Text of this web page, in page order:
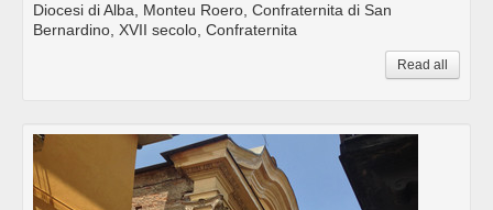
Diocesi di Alba, Monteu Roero, Confraternita di San
Bernardino, XVII secolo, Confraternita
Read all